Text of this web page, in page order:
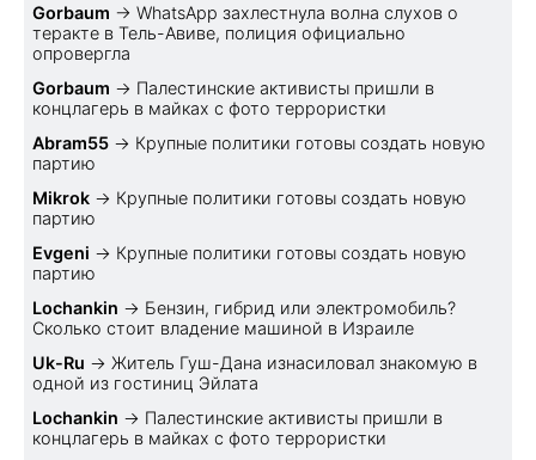
Gorbaum → WhatsApp захлестнула волна слухов о
теракте в Тель-Авиве, полиция официально
опровергла
Gorbaum → Палестинские активисты пришли в
концлагерь в майках с фото террористки
Abram55 → Крупные политики готовы создать новую
партию
Mikrok → Крупные политики готовы создать новую
партию
Evgeni → Крупные политики готовы создать новую
партию
Lochankin → Бензин, гибрид или электромобиль?
Cколько стоит владение машиной в Израиле
Uk-Ru → Житель Гуш-Дана изнасиловал знакомую в
одной из гостиниц Эйлата
Lochankin → Палестинские активисты пришли в
концлагерь в майках с фото террористки